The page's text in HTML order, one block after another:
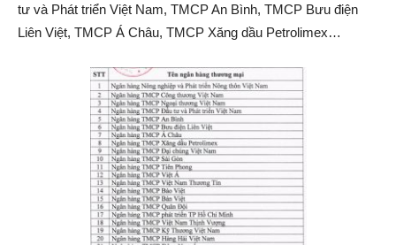
tư và Phát triển Việt Nam, TMCP An Bình, TMCP Bưu điện
Liên Việt, TMCP Á Châu, TMCP Xăng dầu Petrolimex…